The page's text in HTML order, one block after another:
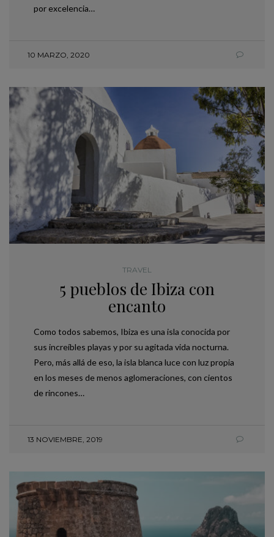
por excelencia…
10 MARZO, 2020
TRAVEL
5 pueblos de Ibiza con
encanto
Como todos sabemos, Ibiza es una isla conocida por
sus increíbles playas y por su agitada vida nocturna.
Pero, más allá de eso, la isla blanca luce con luz propia
en los meses de menos aglomeraciones, con cientos
de rincones…
13 NOVIEMBRE, 2019